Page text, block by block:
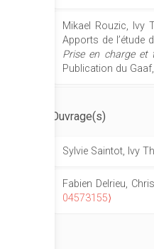
Mikael Rouzic, Ivy
Apports de l’étude
Prise en charge et
Publication du
Ouvrage(s)
Sylvie Saintot, Ivy
Fabien Delrieu,
04573155⟩